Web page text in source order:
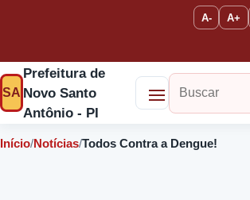
A- A+
SA
Prefeitura de
Novo Santo
Antônio - PI
Início/Notícias/Todos Contra a Dengue!